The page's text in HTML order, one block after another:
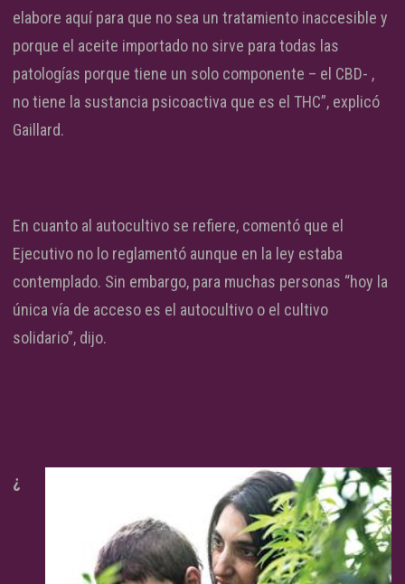
elabore aquí para que no sea un tratamiento inaccesible y
porque el aceite importado no sirve para todas las
patologías porque tiene un solo componente – el CBD- ,
no tiene la sustancia psicoactiva que es el THC”, explicó
Gaillard.
En cuanto al autocultivo se refiere, comentó que el
Ejecutivo no lo reglamentó aunque en la ley estaba
contemplado. Sin embargo, para muchas personas “hoy la
única vía de acceso es el autocultivo o el cultivo
solidario”, dijo.
¿